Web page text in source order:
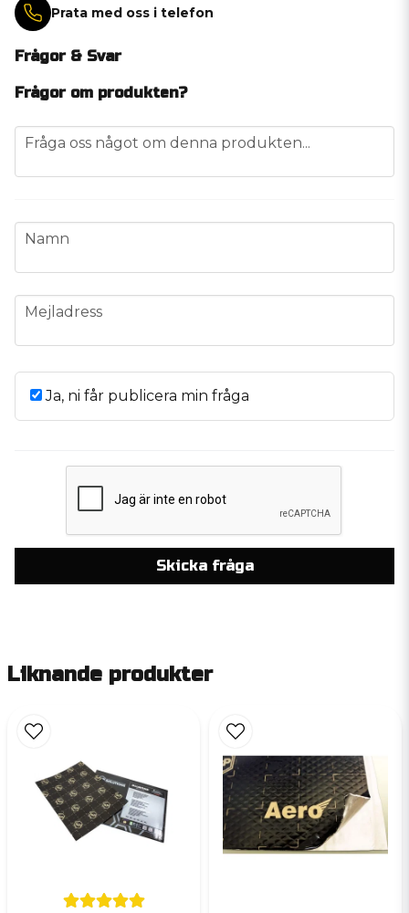
Prata med oss i telefon
Frågor & Svar
Frågor om produkten?
question
Fråga oss något om denna produkten...
name
Namn
email
Mejladress
Ja, ni får publicera min fråga
Skicka fråga
Liknande produkter